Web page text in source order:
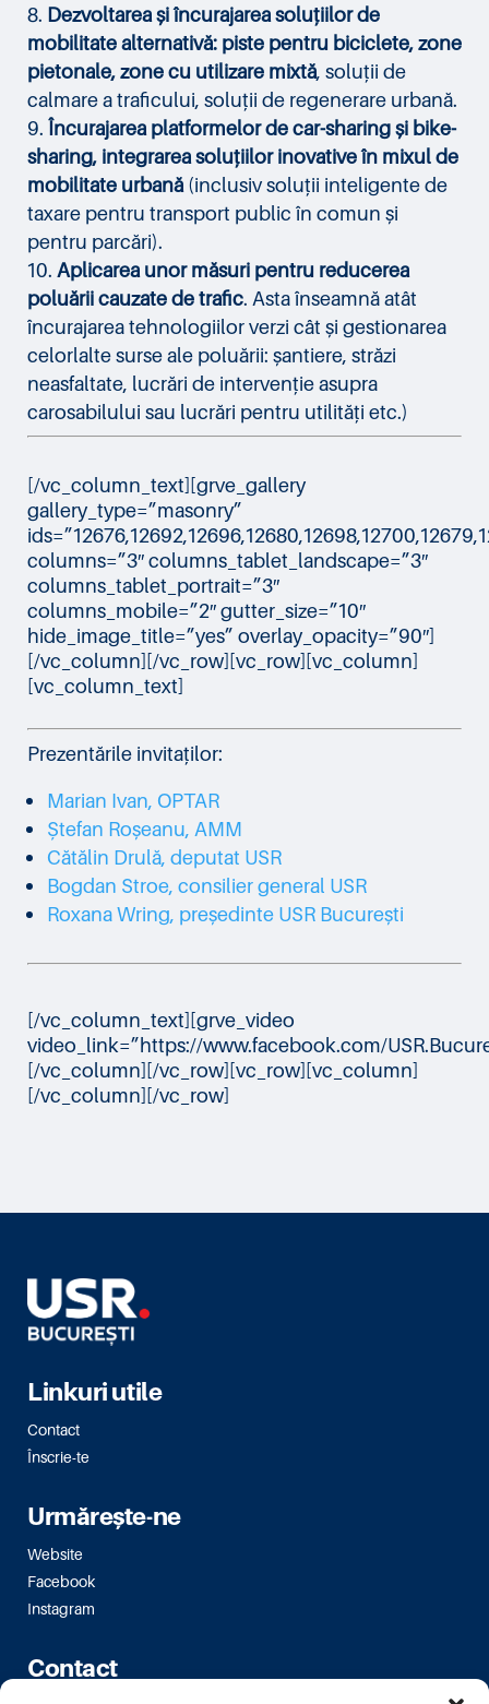
Dezvoltarea și încurajarea soluțiilor de
mobilitate alternativă: piste pentru biciclete, zone
pietonale, zone cu utilizare mixtă, soluții de
calmare a traficului, soluții de regenerare urbană.
Încurajarea platformelor de car-sharing și bike-
sharing, integrarea soluțiilor inovative în mixul de
mobilitate urbană (inclusiv soluții inteligente de
taxare pentru transport public în comun și
pentru parcări).
Aplicarea unor măsuri pentru reducerea
poluării cauzate de trafic. Asta înseamnă atât
încurajarea tehnologiilor verzi cât și gestionarea
celorlalte surse ale poluării: șantiere, străzi
neasfaltate, lucrări de intervenție asupra
carosabilului sau lucrări pentru utilități etc.)
[/vc_column_text][grve_gallery
gallery_type=”masonry”
columns=”3″ columns_tablet_landscape=”3″
columns_tablet_portrait=”3″
columns_mobile=”2″ gutter_size=”10″
hide_image_title=”yes” overlay_opacity=”90″]
[/vc_column][/vc_row][vc_row][vc_column]
[vc_column_text]
Prezentările invitaților:
Marian Ivan, OPTAR
Ștefan Roșeanu, AMM
Cătălin Drulă, deputat USR
Bogdan Stroe, consilier general USR
Roxana Wring, președinte USR București
[/vc_column_text][grve_video
video_link=”https://www.facebook.com/
[/vc_column][/vc_row][vc_row][vc_column]
[/vc_column][/vc_row]
Linkuri utile
Contact
Înscrie-te
Urmărește-ne
Website
Facebook
Instagram
Contact